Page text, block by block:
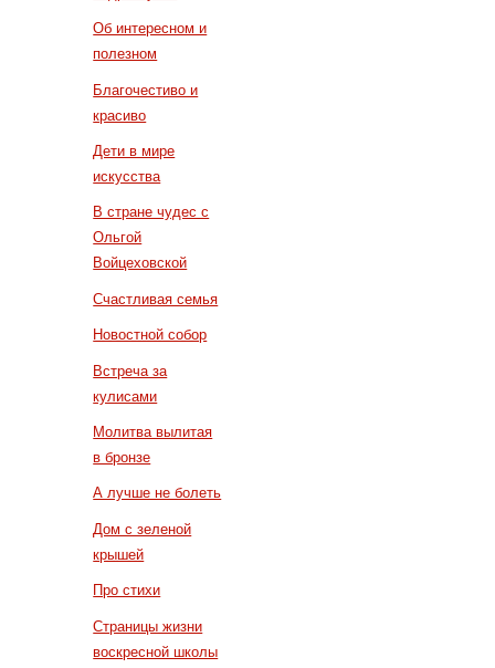
Об интересном и
полезном
Благочестиво и
красиво
Дети в мире
искусства
В стране чудес с
Ольгой
Войцеховской
Счастливая семья
Новостной собор
Встреча за
кулисами
Молитва вылитая
в бронзе
А лучше не болеть
Дом с зеленой
крышей
Про стихи
Страницы жизни
воскресной школы